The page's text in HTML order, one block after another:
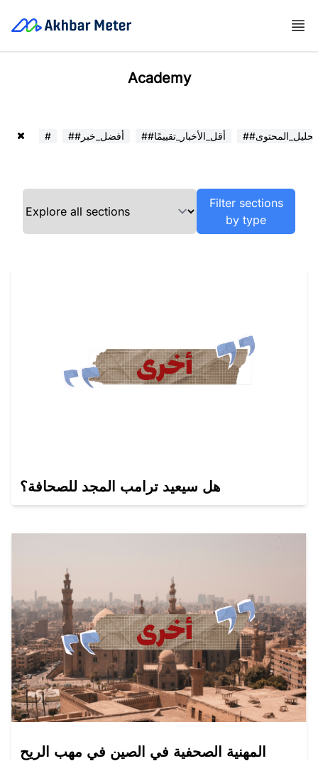
Academy
# ##أفضل_خبر ##أقل_الأخبار_تقييمًا ##تحليل_المحتوى
Filter sections
by type
هل سيعيد ترامب المجد للصحافة؟
المهنية الصحفية في الصين في مهب الريح